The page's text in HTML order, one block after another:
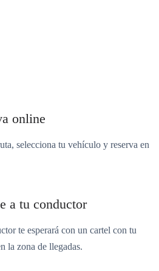
online
selecciona tu vehículo y reserva en
a tu conductor
te esperará con un cartel con tu
la zona de llegadas.